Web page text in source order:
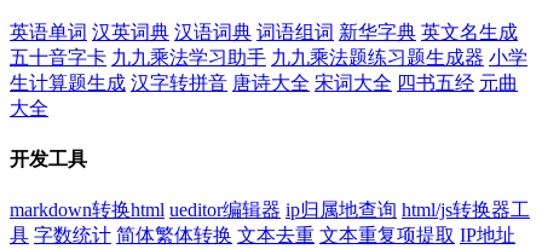
英语单词 汉英词典 汉语词典 词语组词 新华字典 英文名生成
五十音字卡 九九乘法学习助手 九九乘法题练习题生成器 小学
生计算题生成 汉字转拼音 唐诗大全 宋词大全 四书五经 元曲
大全
开发工具
markdown转换html ueditor编辑器 ip归属地查询 html/js转换器工
具 字数统计 简体繁体转换 文本去重 文本重复项提取 IP地址